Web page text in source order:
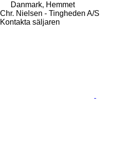
Danmark, Hemmet
Chr. Nielsen - Tingheden A/S
Kontakta säljaren